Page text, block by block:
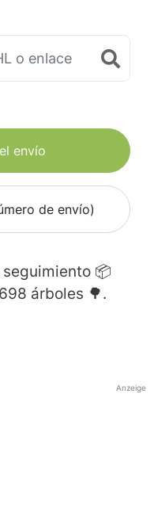
envío
de envío)
seguimiento 📦
árboles 🌳.
Anzeige